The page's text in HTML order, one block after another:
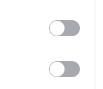
година
карта като
да се